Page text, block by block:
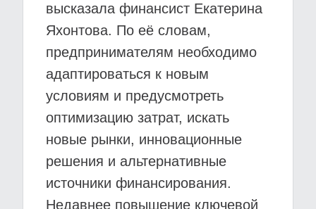
высказала финансист Екатерина
Яхонтова. По её словам,
предпринимателям необходимо
адаптироваться к новым
условиям и предусмотреть
оптимизацию затрат, искать
новые рынки, инновационные
решения и альтернативные
источники финансирования.
Недавнее повышение ключевой